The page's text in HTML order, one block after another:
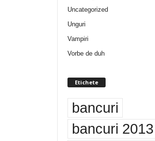
Uncategorized
Unguri
Vampiri
Vorbe de duh
Etichete
bancuri
bancuri 2013